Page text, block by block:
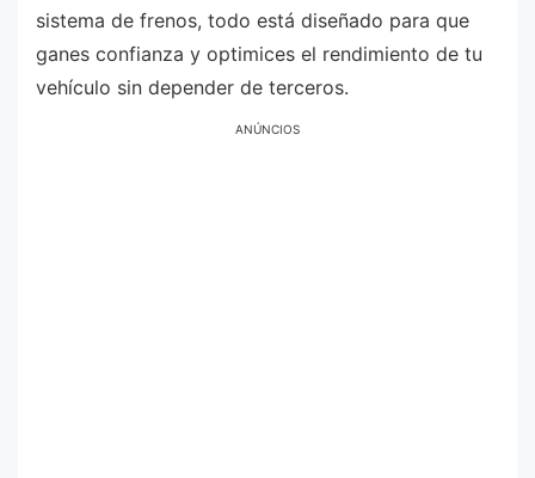
sistema de frenos, todo está diseñado para que
ganes confianza y optimices el rendimiento de tu
vehículo sin depender de terceros.
ANÚNCIOS